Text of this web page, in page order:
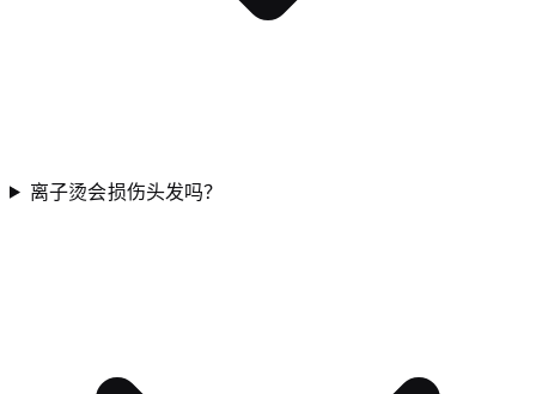
离子烫会损伤头发吗？